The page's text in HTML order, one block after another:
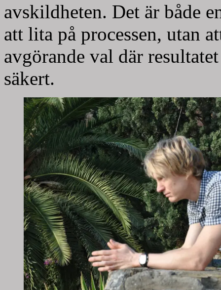
avskildheten. Det är både
att lita på processen, utan
avgörande val där
säkert.